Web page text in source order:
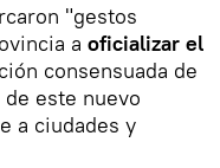
"gestos
a oficializar el
consensuada de
este nuevo
a ciudades y